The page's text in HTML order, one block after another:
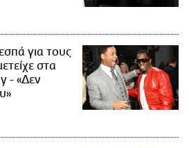
για τους
στα
- «Δεν